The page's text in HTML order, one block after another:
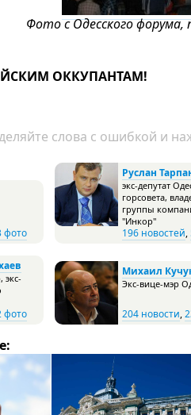
Фото с Одесского форума,
ОККУПАНТАМ!
слова с ошибкой и
фото
Руслан
экс-депутат
горсовета,
группы
"Инкор"
196 новостей,
фото
Михаил
Экс-вице-мэр
204 новости,